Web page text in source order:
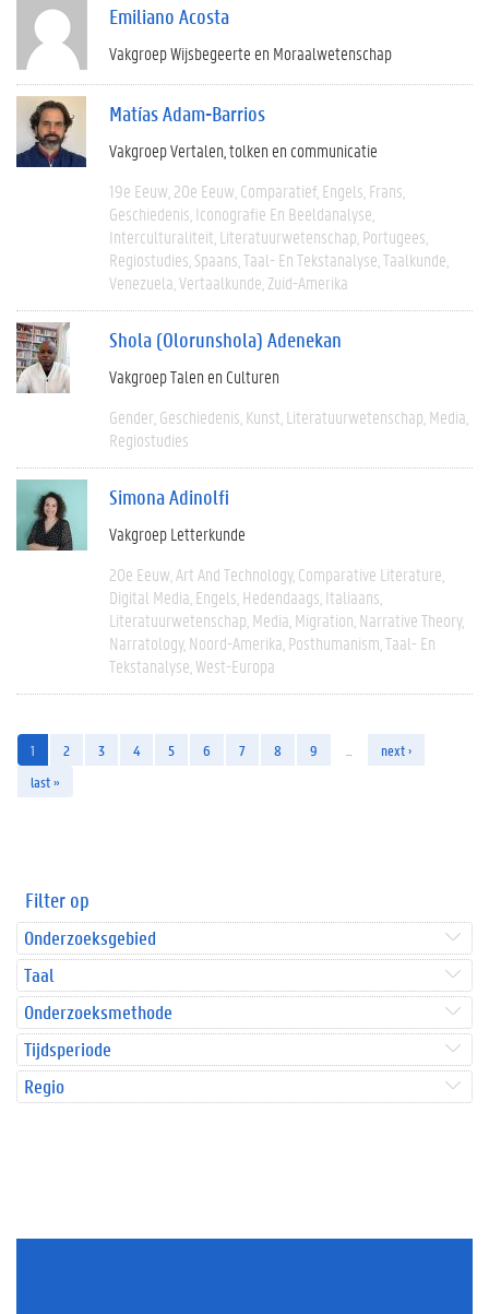
Emiliano Acosta
Vakgroep Wijsbegeerte en Moraalwetenschap
Matías Adam-Barrios
Vakgroep Vertalen, tolken en communicatie
19e Eeuw 20e Eeuw Comparatief Engels Frans
Geschiedenis Iconografie En Beeldanalyse
Interculturaliteit Literatuurwetenschap Portugees
Regiostudies Spaans Taal- En Tekstanalyse Taalkunde
Venezuela Vertaalkunde Zuid-Amerika
Shola (Olorunshola) Adenekan
Vakgroep Talen en Culturen
Gender Geschiedenis Kunst Literatuurwetenschap Media
Regiostudies
Simona Adinolfi
Vakgroep Letterkunde
20e Eeuw Art And Technology Comparative Literature
Digital Media Engels Hedendaags Italiaans
Literatuurwetenschap Media Migration Narrative Theory
Narratology Noord-Amerika Posthumanism Taal- En
Tekstanalyse West-Europa
1 2 3 4 5 6 7 8 9
next ›
last »
Filter op
Onderzoeksgebied
Taal
Onderzoeksmethode
Tijdsperiode
Regio